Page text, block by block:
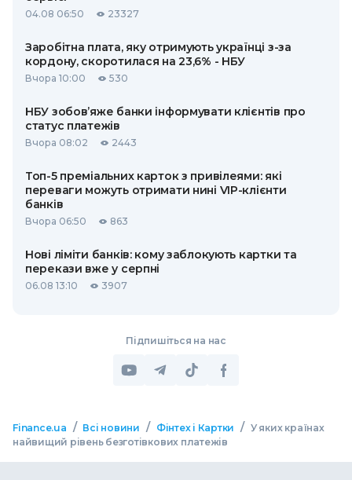
04.08 06:50 23327
Заробітна плата, яку отримують українці з-за
кордону, скоротилася на 23,6% - НБУ
Вчора 10:00 530
НБУ зобов’яже банки інформувати клієнтів про
статус платежів
Вчора 08:02 2443
Топ-5 преміальних карток з привілеями: які
переваги можуть отримати нині VIP-клієнти
банків
Вчора 06:50 863
Нові ліміти банків: кому заблокують картки та
перекази вже у серпні
06.08 13:10 3907
Підпишіться на нас
Finance.ua / Всі новини / Фінтех і Картки / У яких країнах
найвищий рівень безготівкових платежів